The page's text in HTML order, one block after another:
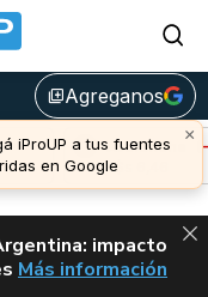
library_addAgreganos
×
iProUP a tus fuentes
en Google
Avalanche (-
u$s 6,46
impacto
CLARITY ACT EN
Más información